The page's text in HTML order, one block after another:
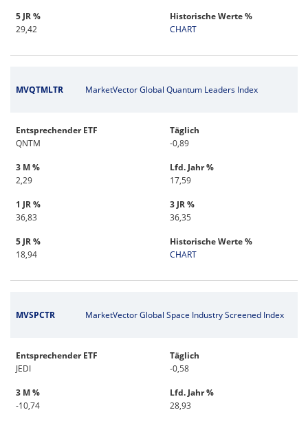
5 JR %
29,42
Historische Werte %
CHART
MVQTMLTR MarketVector Global Quantum Leaders Index
Entsprechender ETF
QNTM
Täglich
-0,89
3 M %
2,29
Lfd. Jahr %
17,59
1 JR %
36,83
3 JR %
36,35
5 JR %
18,94
Historische Werte %
CHART
MVSPCTR MarketVector Global Space Industry Screened Index
Entsprechender ETF
JEDI
Täglich
-0,58
3 M %
-10,74
Lfd. Jahr %
28,93